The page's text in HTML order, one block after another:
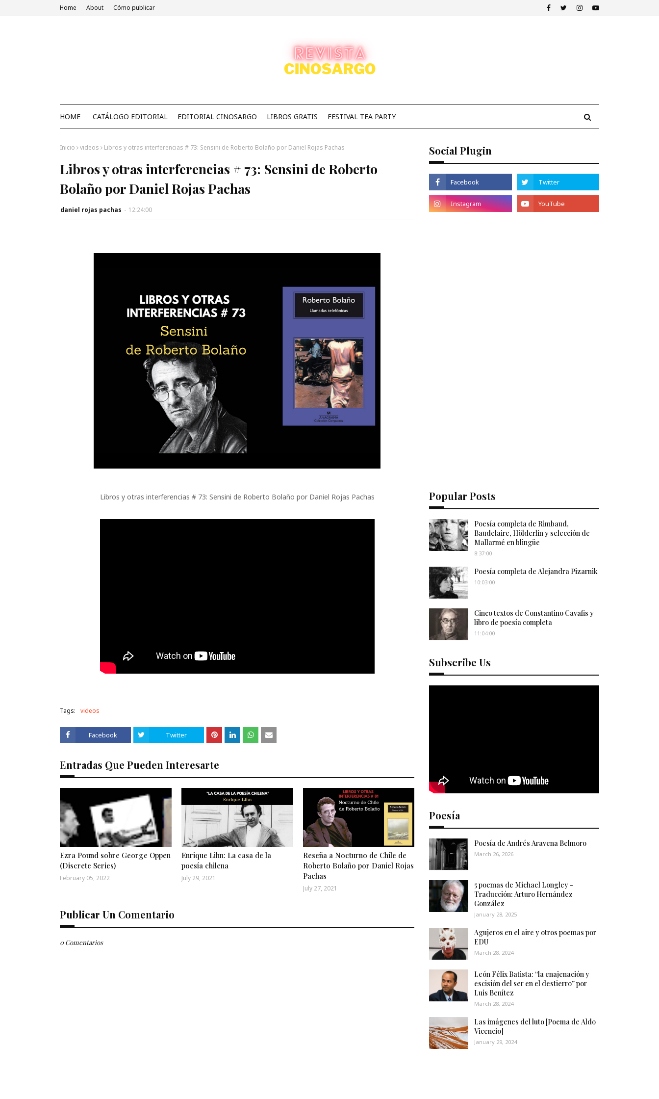
Home About Cómo publicar
HOME CATÁLOGO EDITORIAL EDITORIAL CINOSARGO LIBROS GRATIS FESTIVAL TEA PARTY
Inicio videos Libros y otras interferencias # 73: Sensini de Roberto Bolaño por Daniel Rojas Pachas
Libros y otras interferencias # 73: Sensini de Roberto
Bolaño por Daniel Rojas Pachas
daniel rojas pachas - 12:24:00
Libros y otras interferencias # 73: Sensini de Roberto Bolaño por Daniel Rojas Pachas
Tags: videos
Facebook Twitter
Entradas Que Pueden Interesarte
Ezra Pound sobre George Oppen
(Discrete Series)
February 05, 2022
Enrique Lihn: La casa de la
poesía chilena
July 29, 2021
Reseña a Nocturno de Chile de
Roberto Bolaño por Daniel Rojas
Pachas
July 27, 2021
Publicar Un Comentario
0 Comentarios
Social Plugin
Popular Posts
Poesía completa de Rimbaud,
Baudelaire, Hölderlin y selección de
Mallarmé en blingüe
8:37:00
Poesía completa de Alejandra Pizarnik
10:03:00
Cinco textos de Constantino Cavafis y
libro de poesía completa
11:04:00
Subscribe Us
Poesía
Poesía de Andrés Aravena Belmoro
March 26, 2026
5 poemas de Michael Longley -
Traducción: Arturo Hernández
González
January 28, 2025
Agujeros en el aire y otros poemas por
EDU
March 28, 2024
León Félix Batista: “la enajenación y
escisión del ser en el destierro” por
Luis Benítez
March 28, 2024
Las imágenes del luto [Poema de Aldo
Vicencio]
January 29, 2024